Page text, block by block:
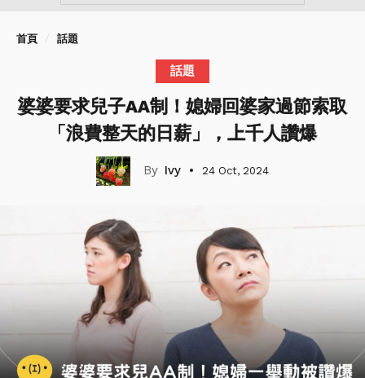
首頁 話題
話題
婆婆要求兒子AA制！媳婦回婆家過節索取
「浪費整天的日薪」，上千人讚爆
Ivy 24 Oct, 2024